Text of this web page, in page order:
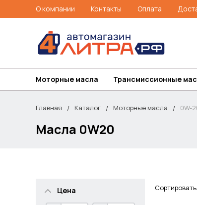
О компании Контакты Оплата
Моторные масла Трансмиссионные
Главная Каталог Моторные масла 0W-
Масла 0W20
Цена